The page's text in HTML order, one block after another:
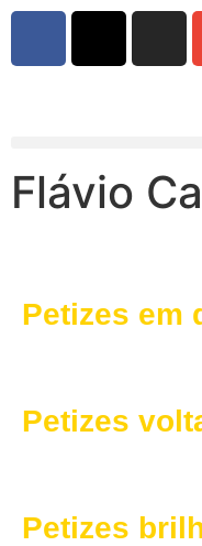
Flávio
Petizes em
Petizes
Petizes